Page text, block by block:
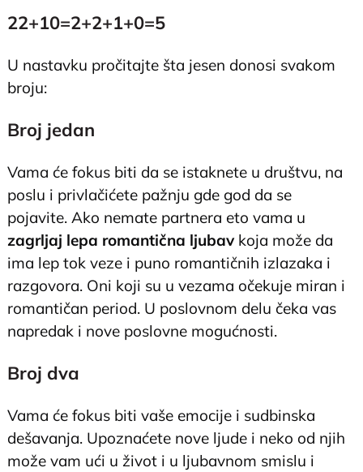
22+10=2+2+1+0=5
U nastavku pročitajte šta jesen donosi svakom
broju:
Broj jedan
Vama će fokus biti da se istaknete u društvu, na
poslu i privlačićete pažnju gde god da se
pojavite. Ako nemate partnera eto vama u
zagrljaj lepa romantična ljubavkoja može da
ima lep tok veze i puno romantičnih izlazaka i
razgovora. Oni koji su u vezama očekuje miran i
romantičan period. U poslovnom delu čeka vas
napredak i nove poslovne mogućnosti.
Broj dva
Vama će fokus biti vaše emocije i sudbinska
dešavanja. Upoznaćete nove ljude i neko od njih
može vam ući u život i u ljubavnom smislu i